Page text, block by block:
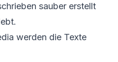
sauber erstellt
werden die Texte